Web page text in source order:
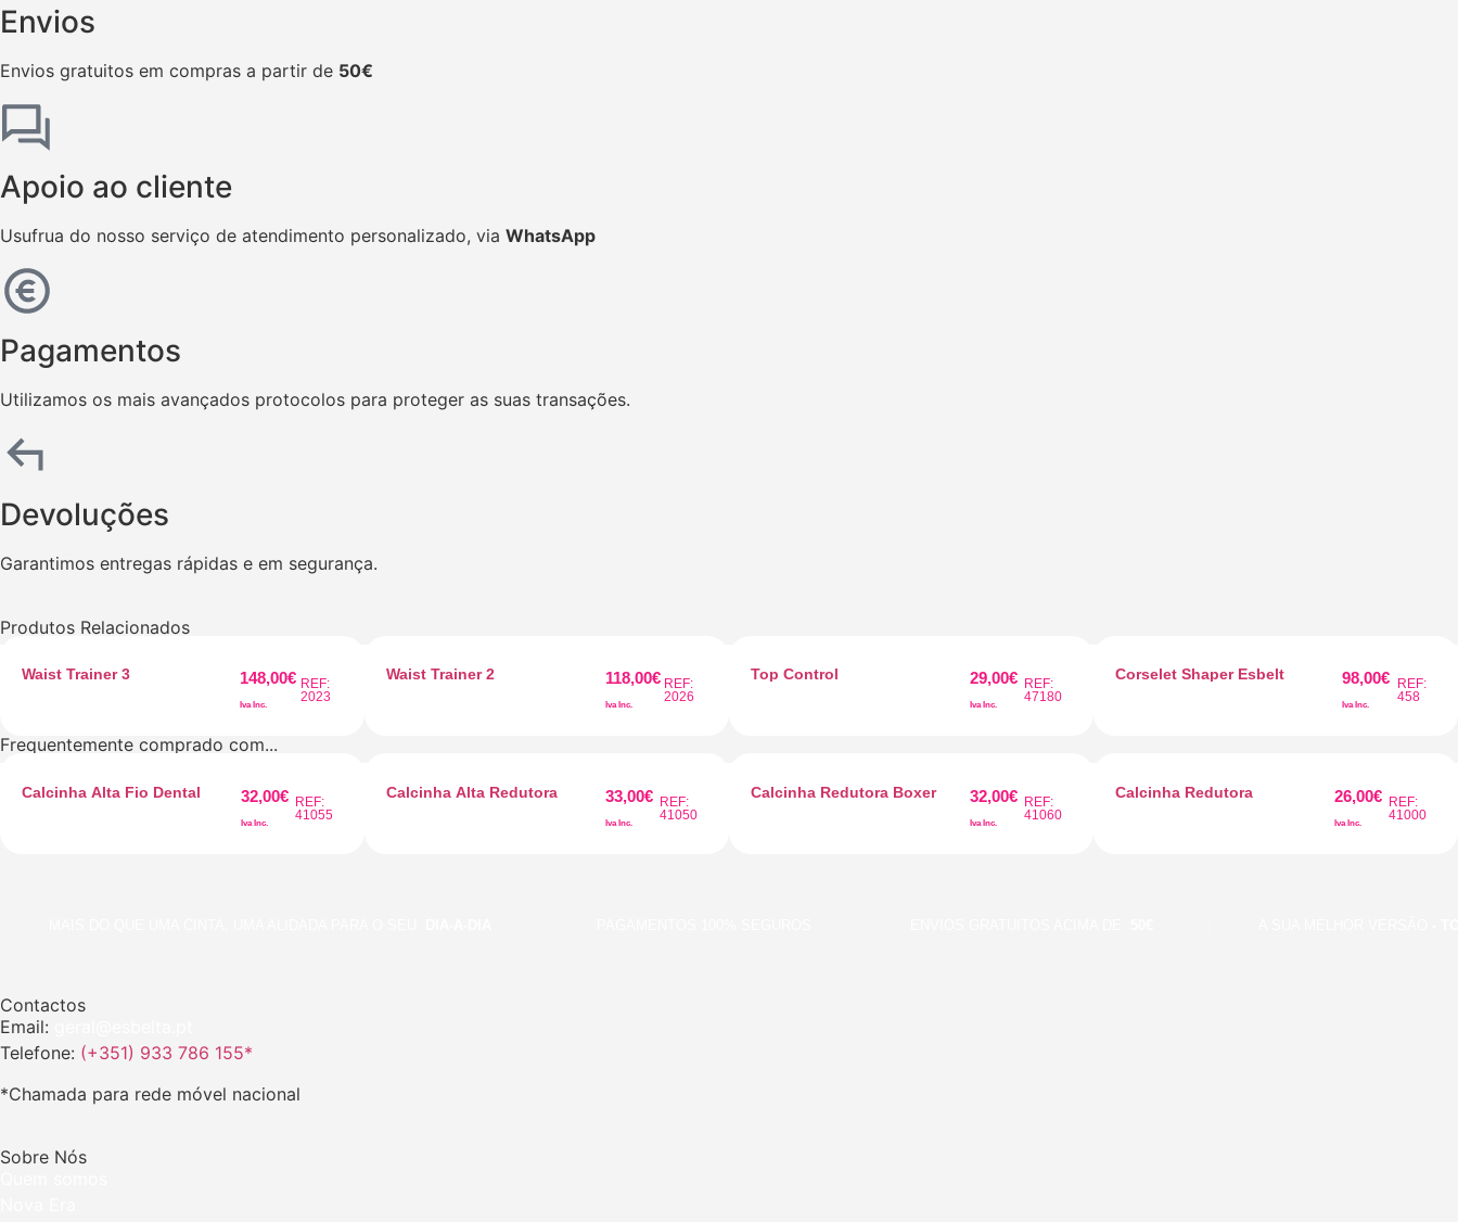
Envios
Envios gratuitos em compras a partir de 50€
Apoio ao cliente
Usufrua do nosso serviço de atendimento personalizado, via WhatsApp
Pagamentos
Utilizamos os mais avançados protocolos para proteger as suas transações.
Devoluções
Garantimos entregas rápidas e em segurança.
Produtos Relacionados
Waist Trainer 3 148,00€
Iva Inc.
REF:
2023
Waist Trainer 2 118,00€
Iva Inc.
REF:
2026
Top Control 29,00€
Iva Inc.
REF:
47180
Corselet Shaper Esbelt 98,00€
Iva Inc.
REF:
458
Frequentemente comprado com...
Calcinha Alta Fio Dental 32,00€
Iva Inc.
REF:
41055
Calcinha Alta Redutora 33,00€
Iva Inc.
REF:
41050
Calcinha Redutora Boxer 32,00€
Iva Inc.
REF:
41060
Calcinha Redutora 26,00€
Iva Inc.
REF:
41000
Contactos
Email:
Telefone: (+351) 933 786 155*
*Chamada para rede móvel nacional
Sobre Nós